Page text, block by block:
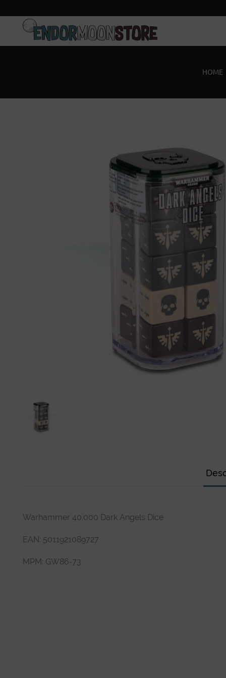
Home Pre-Orders
HOME
Warhammer 40.000 Dark Angels Dice
EAN: 5011921089727
MPM: GW86-73